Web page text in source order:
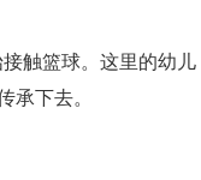
触篮球。这里的幼儿
承下去。